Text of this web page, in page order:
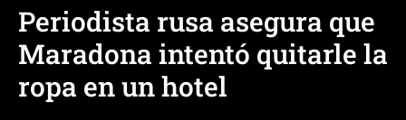
Periodista rusa asegura que
Maradona intentó quitarle la
ropa en un hotel